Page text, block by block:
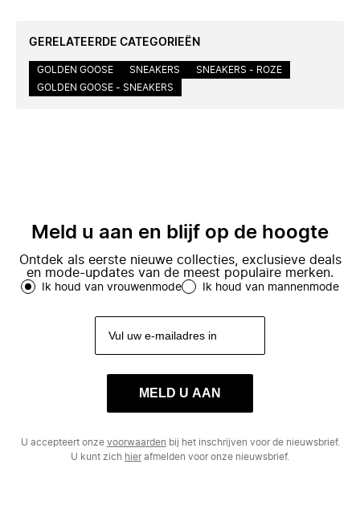
GERELATEERDE CATEGORIEËN
GOLDEN GOOSE SNEAKERS
SNEAKERS - ROZE
GOLDEN GOOSE - SNEAKERS
Meld u aan en blijf op de hoogte
Ontdek als eerste nieuwe collecties, exclusieve deals
en mode-updates van de meest populaire merken.
Ik houd van vrouwenmode Ik houd van mannenmode
MELD U AAN
U accepteert onze voorwaarden bij het inschrijven voor de nieuwsbrief.
U kunt zich hierafmelden voor onze nieuwsbrief.